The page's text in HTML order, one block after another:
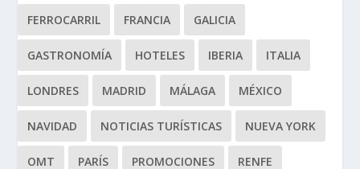
FERROCARRIL FRANCIA GALICIA
GASTRONOMÍA HOTELES IBERIA ITALIA
LONDRES MADRID MÁLAGA MÉXICO
NAVIDAD NOTICIAS TURÍSTICAS NUEVA YORK
OMT PARÍS PROMOCIONES RENFE